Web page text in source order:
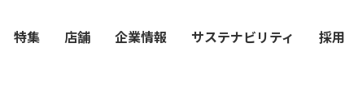
特集 店舗 企業情報 サステナビリティ 採用